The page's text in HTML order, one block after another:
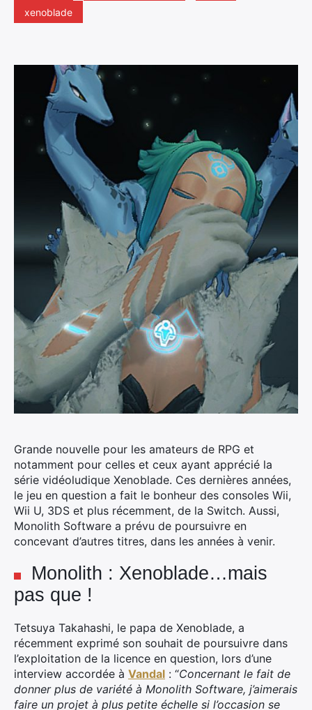
xenoblade
Grande nouvelle pour les amateurs de RPG et
notamment pour celles et ceux ayant apprécié la
série vidéoludique Xenoblade. Ces dernières années,
le jeu en question a fait le bonheur des consoles Wii,
Wii U, 3DS et plus récemment, de la Switch. Aussi,
Monolith Software a prévu de poursuivre en
concevant d’autres titres, dans les années à venir.
Monolith : Xenoblade…mais
pas que !
Tetsuya Takahashi, le papa de Xenoblade, a
récemment exprimé son souhait de poursuivre dans
l’exploitation de la licence en question, lors d’une
interview accordée à Vandal : “Concernant le fait de
donner plus de variété à Monolith Software, j’aimerais
faire un projet à plus petite échelle si l’occasion se